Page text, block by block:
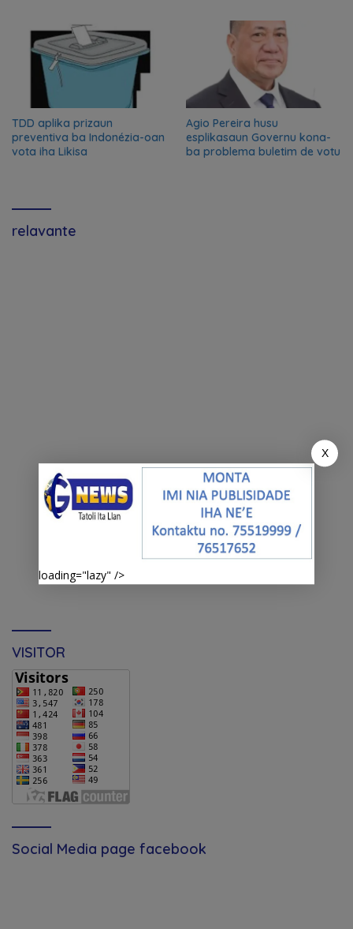
TDD aplika prizaun
preventiva ba Indonézia-oan
vota iha Likisa
Agio Pereira husu
esplikasaun Governu kona-
ba problema buletim de votu
relavante
VISITOR
Social Media page facebook
X
loading="lazy" />